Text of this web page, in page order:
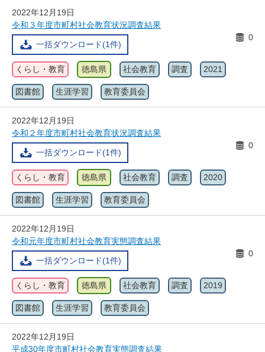
2022年12月19日
令和３年度市町村社会教育状況調査結果
一括ダウンロード(1件)
0
くらし・教育 徳島県 社会教育 調査 2021
図書館 生涯学習 教育委員会
2022年12月19日
令和２年度市町村社会教育状況調査結果
一括ダウンロード(1件)
0
くらし・教育 徳島県 社会教育 調査 2020
図書館 生涯学習 教育委員会
2022年12月19日
令和元年度市町村社会教育実態調査結果
一括ダウンロード(1件)
0
くらし・教育 徳島県 社会教育 調査 2019
図書館 生涯学習 教育委員会
2022年12月19日
平成30年度市町村社会教育実態調査結果